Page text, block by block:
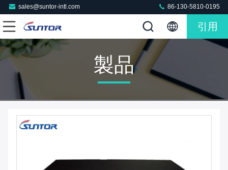
sales@suntor-intl.com 86-130-5810-0195
引用
製品